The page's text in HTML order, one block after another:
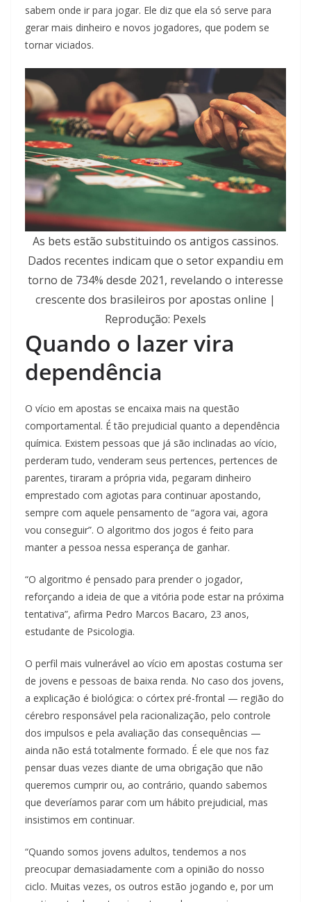
sabem onde ir para jogar. Ele diz que ela só serve para
gerar mais dinheiro e novos jogadores, que podem se
tornar viciados.
As bets estão substituindo os antigos cassinos.
Dados recentes indicam que o setor expandiu em
torno de 734% desde 2021, revelando o interesse
crescente dos brasileiros por apostas online |
Reprodução: Pexels
Quando o lazer vira
dependência
O vício em apostas se encaixa mais na questão
comportamental. É tão prejudicial quanto a dependência
química. Existem pessoas que já são inclinadas ao vício,
perderam tudo, venderam seus pertences, pertences de
parentes, tiraram a própria vida, pegaram dinheiro
emprestado com agiotas para continuar apostando,
sempre com aquele pensamento de “agora vai, agora
vou conseguir”. O algoritmo dos jogos é feito para
manter a pessoa nessa esperança de ganhar.
“O algoritmo é pensado para prender o jogador,
reforçando a ideia de que a vitória pode estar na próxima
tentativa”, afirma Pedro Marcos Bacaro, 23 anos,
estudante de Psicologia.
O perfil mais vulnerável ao vício em apostas costuma ser
de jovens e pessoas de baixa renda. No caso dos jovens,
a explicação é biológica: o córtex pré-frontal — região do
cérebro responsável pela racionalização, pelo controle
dos impulsos e pela avaliação das consequências —
ainda não está totalmente formado. É ele que nos faz
pensar duas vezes diante de uma obrigação que não
queremos cumprir ou, ao contrário, quando sabemos
que deveríamos parar com um hábito prejudicial, mas
insistimos em continuar.
“Quando somos jovens adultos, tendemos a nos
preocupar demasiadamente com a opinião do nosso
ciclo. Muitas vezes, os outros estão jogando e, por um